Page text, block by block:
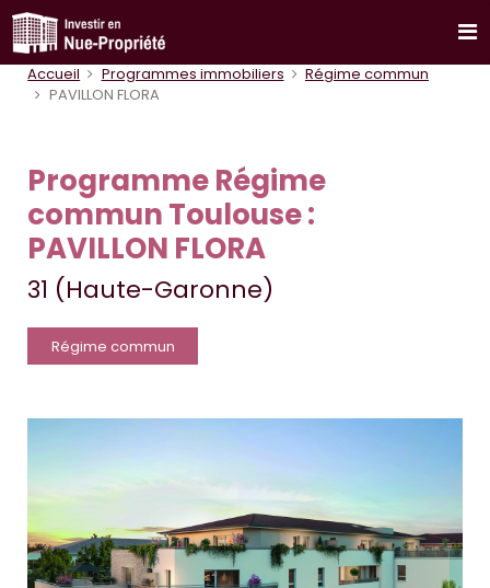
Accueil Programmes immobiliers
Régime commun
PAVILLON FLORA
Programme Régime
commun Toulouse :
PAVILLON FLORA
31 (Haute-Garonne)
Régime commun